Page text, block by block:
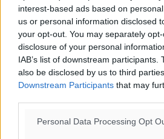
interest-based ads based on
us or personal information disclosed
your opt-out. You may separately
disclosure of your personal
IAB’s list of downstream participants.
also be disclosed by us to third
Downstream Participants that may
Personal Data Processing Opt
Παρέμβαση του
Ρόδου στη σύσκεψη με